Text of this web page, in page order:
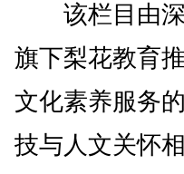
该栏目由深
旗下梨花教育
文化素养服务
技与人文关怀